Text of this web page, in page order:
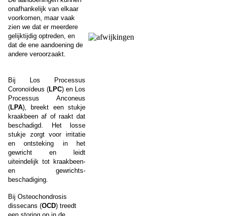
onafhankelijk van elkaar
voorkomen, maar vaak
zien we dat er meerdere
gelijktijdig optreden, en
dat de ene aandoening de
andere veroorzaakt.
Bij Los Processus
Coronoïdeus (LPC) en Los
Processus Anconeus
(LPA), breekt een stukje
kraakbeen af of raakt dat
beschadigd. Het losse
stukje zorgt voor irritatie
en ontsteking in het
gewricht en leidt
uiteindelijk tot kraakbeen-
en gewrichts-
beschadiging.
Bij Osteochondrosis
dissecans (OCD) treedt